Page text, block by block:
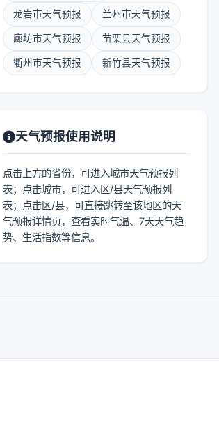
龙岩市天气预报 兰州市天气预报
廊坊市天气预报 苗栗县天气预报
衢州市天气预报 新竹县天气预报
天气预报使用说明
点击上方的省份，可进入城市天气预报列
表；点击城市，可进入区/县天气预报列
表；点击区/县，可直接跳转至该地区的天
气预报详情页，查看实时气温、7天天气趋
势、生活指数等信息。